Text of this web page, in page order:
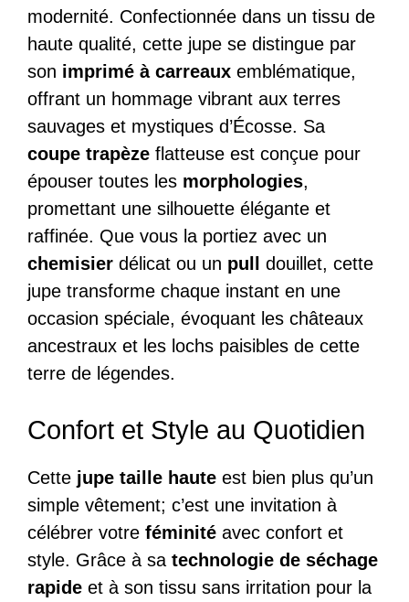
modernité. Confectionnée dans un tissu de
haute qualité, cette jupe se distingue par
son imprimé à carreaux emblématique,
offrant un hommage vibrant aux terres
sauvages et mystiques d’Écosse. Sa
coupe trapèze flatteuse est conçue pour
épouser toutes les morphologies,
promettant une silhouette élégante et
raffinée. Que vous la portiez avec un
chemisier délicat ou un pull
douillet, cette
jupe transforme chaque instant en une
occasion spéciale, évoquant les châteaux
ancestraux et les lochs paisibles de cette
terre de légendes.
Confort et Style au Quotidien
Cette jupe taille haute est bien plus qu’un
simple vêtement; c’est une invitation à
célébrer votre féminité avec confort et
style. Grâce à sa technologie de séchage
rapide et à son tissu sans irritation pour la